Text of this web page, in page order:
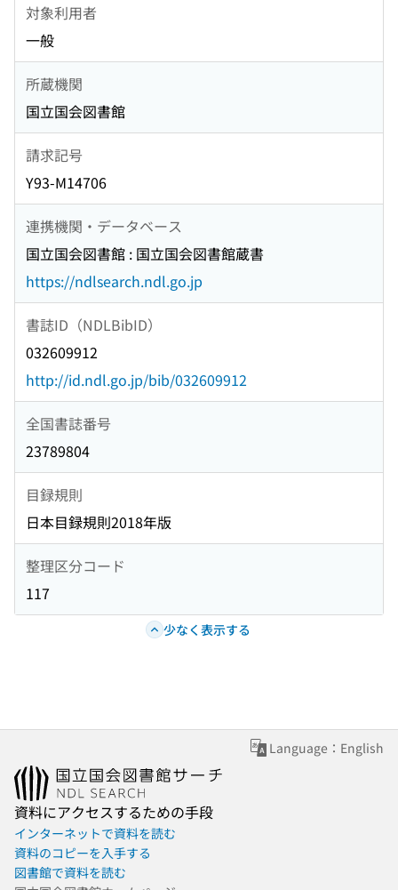
対象利用者
一般
所蔵機関
国立国会図書館
請求記号
Y93-M14706
連携機関・データベース
国立国会図書館 : 国立国会図書館蔵書
https://ndlsearch.ndl.go.jp
書誌ID（NDLBibID）
032609912
http://id.ndl.go.jp/bib/032609912
全国書誌番号
23789804
目録規則
日本目録規則2018年版
整理区分コード
117
少なく表示する
Language：English
資料にアクセスするための手段
インターネットで資料を読む
資料のコピーを入手する
図書館で資料を読む